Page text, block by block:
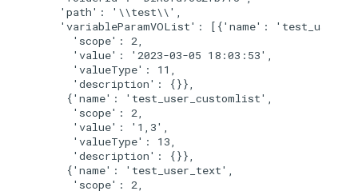
   'path': '\\test\\',
'variableParamVOList': [{'name':
     'scope': 2,
     'value': '2023-03-05 18:03:53',
     'valueType': 11,
     'description': {}},
    {'name': 'test_user_customlist',
     'scope': 2,
     'value': '1,3',
     'valueType': 13,
     'description': {}},
    {'name': 'test_user_text',
     'scope': 2,